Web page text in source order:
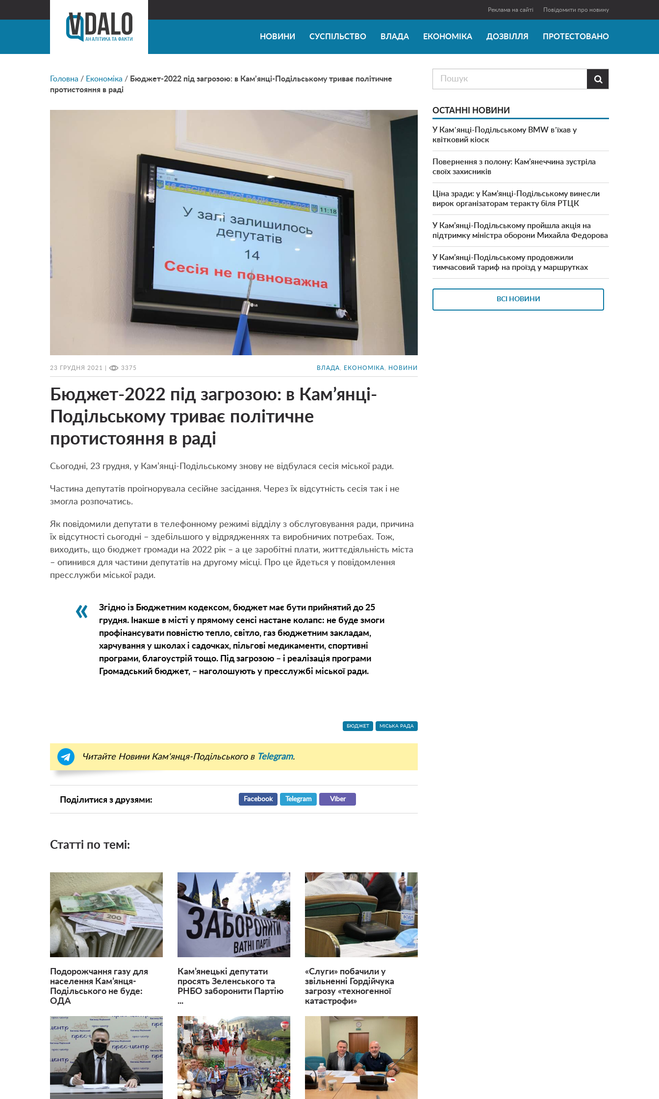
Реклама на сайті Повідомити про новину
НОВИНИ СУСПІЛЬСТВО ВЛАДА ЕКОНОМІКА ДОЗВІЛЛЯ ПРОТЕСТОВАНО
Головна / Економіка / Бюджет-2022 під загрозою: в Кам’янці-Подільському триває політичне
протистояння в раді
23 ГРУДНЯ 2021 | 3375 ВЛАДА ЕКОНОМІКА НОВИНИ
Бюджет-2022 під загрозою: в Кам’янці-
Подільському триває політичне
протистояння в раді
Сьогодні, 23 грудня, у Кам’янці-Подільському знову не відбулася сесія міської ради.
Частина депутатів проігнорувала сесійне засідання. Через їх відсутність сесія так і не
змогла розпочатись.
Як повідомили депутати в телефонному режимі відділу з обслуговування ради, причина
їх відсутності сьогодні – здебільшого у відрядженнях та виробничих потребах. Тож,
виходить, що бюджет громади на 2022 рік – а це заробітні плати, життєдіяльність міста
– опинився для частини депутатів на другому місці. Про це йдеться у повідомлення
пресслужби міської ради.
Згідно із Бюджетним кодексом, бюджет має бути прийнятий до 25
грудня. Інакше в місті у прямому сенсі настане колапс: не буде змоги
профінансувати повністю тепло, світло, газ бюджетним закладам,
харчування у школах і садочках, пільгові медикаменти, спортивні
програми, благоустрій тощо. Під загрозою – і реалізація програми
Громадський бюджет, – наголошують у пресслужбі міської ради.
БЮДЖЕТ МІСЬКА РАДА
Читайте Новини Кам'янця-Подільського в Telegram.
Поділитися з друзями: Facebook Telegram Viber
Статті по темі:
Подорожчання газу для
населення Кам’янця-
Подільського не буде:
ОДА
Кам’янецькі депутати
просять Зеленського та
РНБО заборонити Партію
...
«Слуги» побачили у
звільненні Гордійчука
загрозу «техногенної
катастрофи»

ОСТАННІ НОВИНИ
У Камʼянці-Подільському BMW вʼїхав у
квітковий кіоск
Повернення з полону: Кам’янеччина зустріла
своїх захисників
Ціна зради: у Кам’янці-Подільському винесли
вирок організаторам теракту біля РТЦК
У Кам’янці-Подільському пройшла акція на
підтримку міністра оборони Михайла Федорова
У Кам’янці-Подільському продовжили
тимчасовий тариф на проїзд у маршрутках
ВСІ НОВИНИ